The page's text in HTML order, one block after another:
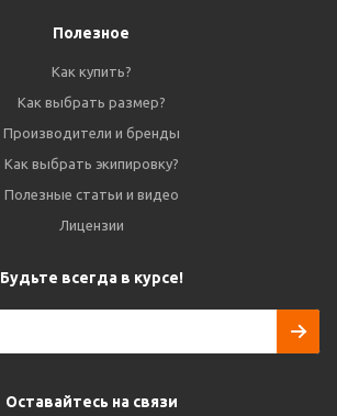
Полезное
Как купить?
Как выбрать размер?
Производители и бренды
Как выбрать экипировку?
Полезные статьи и видео
Лицензии
Будьте всегда в курсе!
Оставайтесь на связи